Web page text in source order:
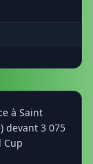
à Saint
devant 3 075
Cup